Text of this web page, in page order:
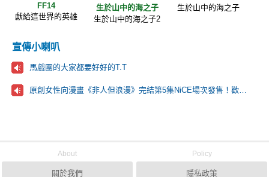
FF14
獻給這世界的英雄
生於山中的海之子
生於山中的海之子2
生於山中的海之子
宣傳小喇叭
馬戲團的大家都要好好的T.T
About
關於我們
Policy
隱私政策